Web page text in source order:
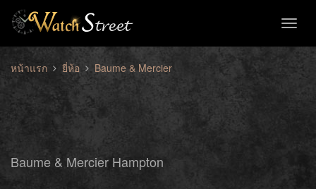
หน้าแรก ยี่ห้อ Baume & Mercier
Baume & Mercier Hampton